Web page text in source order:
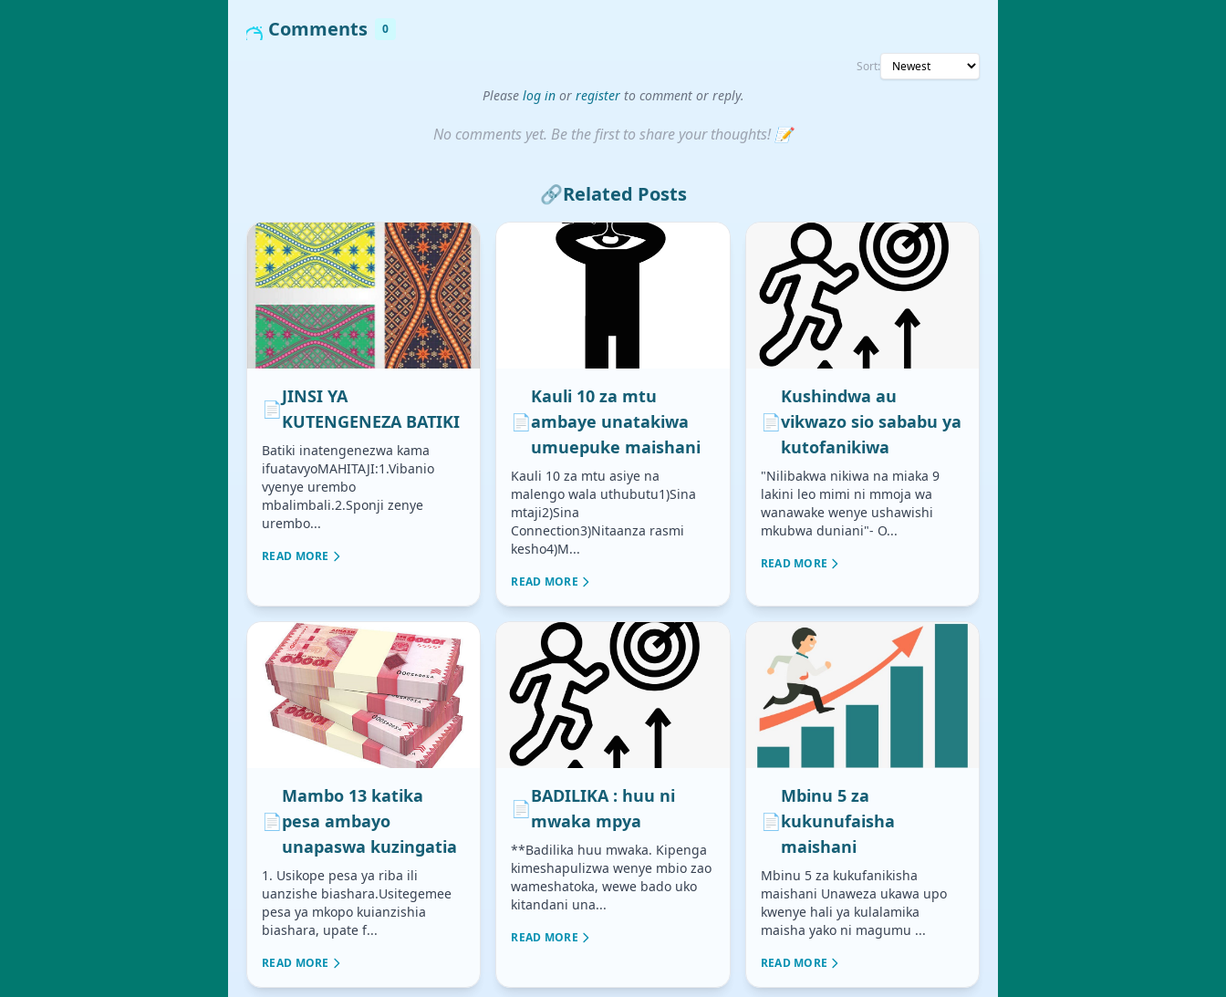
Comments 0
Sort:
Please log inor registerto comment or reply.
No comments yet. Be the first to share your thoughts! 📝
🔗Related Posts
📄
JINSI YA
KUTENGENEZA BATIKI
Batiki inatengenezwa kama
ifuatavyoMAHITAJI:1.Vibanio
vyenye urembo
mbalimbali.2.Sponji zenye
urembo...
READ MORE
📄
Kauli 10 za mtu
ambaye unatakiwa
umuepuke maishani
Kauli 10 za mtu asiye na
malengo wala uthubutu1)Sina
mtaji2)Sina
Connection3)Nitaanza rasmi
kesho4)M...
READ MORE
📄
Kushindwa au
vikwazo sio sababu ya
kutofanikiwa
"Nilibakwa nikiwa na miaka 9
lakini leo mimi ni mmoja wa
wanawake wenye ushawishi
mkubwa duniani"- O...
READ MORE
📄
Mambo 13 katika
pesa ambayo
unapaswa kuzingatia
1. Usikope pesa ya riba ili
uanzishe biashara.Usitegemee
pesa ya mkopo kuianzishia
biashara, upate f...
READ MORE
📄
BADILIKA : huu ni
mwaka mpya
**Badilika huu mwaka. Kipenga
kimeshapulizwa wenye mbio zao
wameshatoka, wewe bado uko
kitandani una...
READ MORE
📄
Mbinu 5 za
kukunufaisha
maishani
Mbinu 5 za kukufanikisha
maishani Unaweza ukawa upo
kwenye hali ya kulalamika
maisha yako ni magumu ...
READ MORE